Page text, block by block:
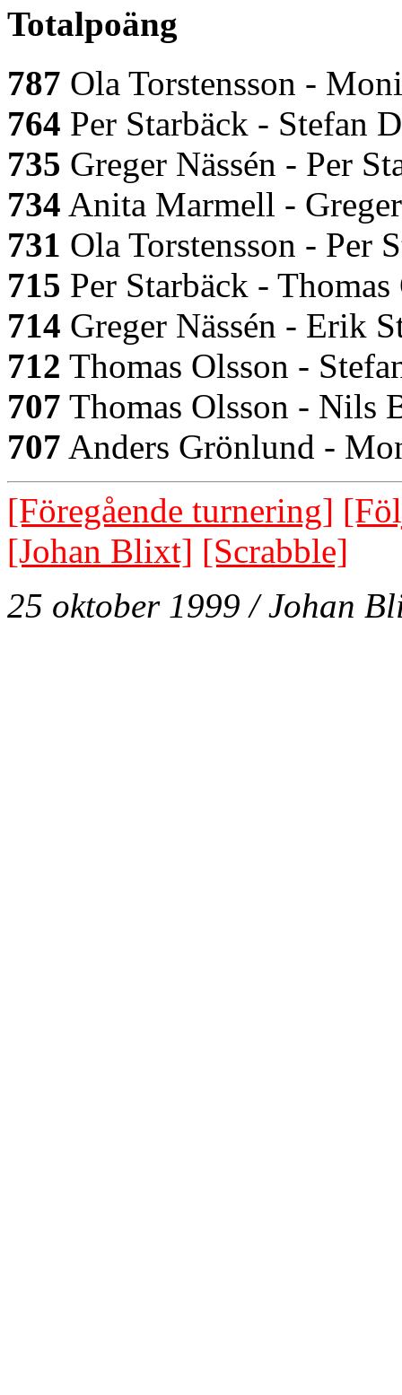
Totalpoäng
787 Ola Torstensson -
764 Per Starbäck - Stefan
735 Greger Nässén - Per
734 Anita Marmell -
731 Ola Torstensson - Per
715 Per Starbäck -
714 Greger Nässén - Erik
712 Thomas Olsson -
707 Thomas Olsson - Nils
707 Anders Grönlund -
[Föregående turnering]
[Johan Blixt] [Scrabble]
25 oktober 1999 / Johan